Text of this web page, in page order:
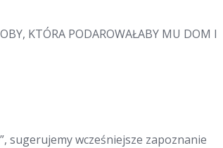
KTÓRA PODAROWAŁABY MU DOM I
sugerujemy wcześniejsze zapoznanie